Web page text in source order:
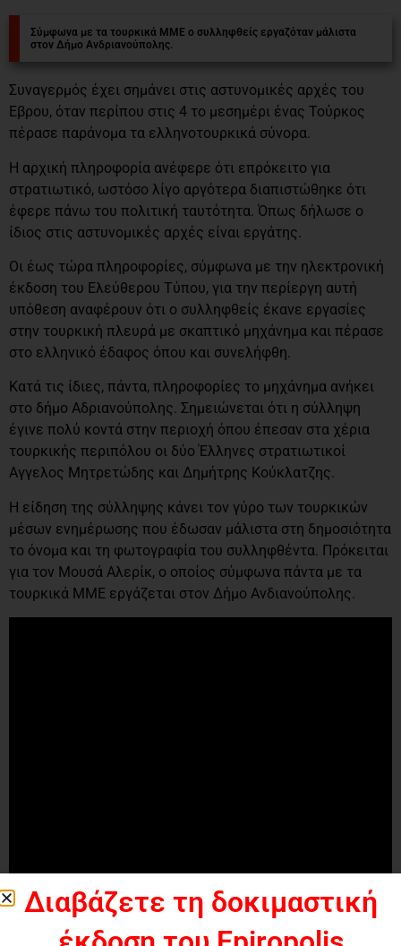
Σύμφωνα με τα τουρκικά ΜΜΕ ο συλληφθείς εργαζόταν μάλιστα
στον Δήμο Ανδριανούπολης.
Συναγερμός έχει σημάνει στις αστυνομικές αρχές του
Εβρου, όταν περίπου στις 4 το μεσημέρι ένας Τούρκος
πέρασε παράνομα τα ελληνοτουρκικά σύνορα.
Η αρχική πληροφορία ανέφερε ότι επρόκειτο για
στρατιωτικό, ωστόσο λίγο αργότερα διαπιστώθηκε ότι
έφερε πάνω του πολιτική ταυτότητα. Όπως δήλωσε ο
ίδιος στις αστυνομικές αρχές είναι εργάτης.
Οι έως τώρα πληροφορίες, σύμφωνα με την ηλεκτρονική
έκδοση του Ελεύθερου Τύπου, για την περίεργη αυτή
υπόθεση αναφέρουν ότι ο συλληφθείς έκανε εργασίες
στην τουρκική πλευρά με σκαπτικό μηχάνημα και πέρασε
στο ελληνικό έδαφος όπου και συνελήφθη.
Κατά τις ίδιες, πάντα, πληροφορίες το μηχάνημα ανήκει
στο δήμο Αδριανούπολης. Σημειώνεται ότι η σύλληψη
έγινε πολύ κοντά στην περιοχή όπου έπεσαν στα χέρια
τουρκικής περιπόλου οι δύο Έλληνες στρατιωτικοί
Αγγελος Μητρετώδης και Δημήτρης Κούκλατζης.
Η είδηση της σύλληψης κάνει τον γύρο των τουρκικών
μέσων ενημέρωσης που έδωσαν μάλιστα στη δημοσιότητα
το όνομα και τη φωτογραφία του συλληφθέντα. Πρόκειται
για τον Μουσά Αλερίκ, ο οποίος σύμφωνα πάντα με τα
τουρκικά ΜΜΕ εργάζεται στον Δήμο Ανδιανούπολης.
Διαβάζετε τη δοκιμαστική